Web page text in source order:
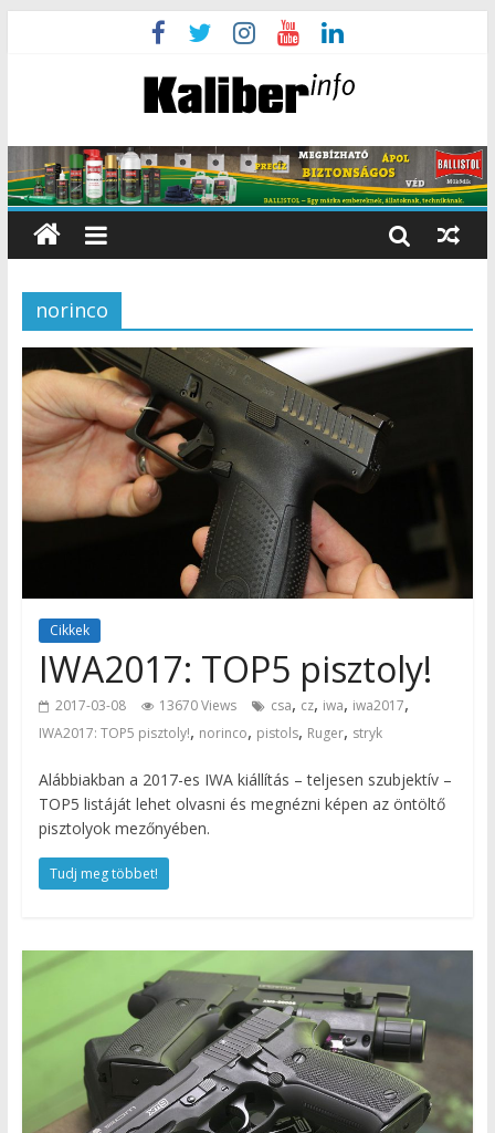
norinco
Cikkek
IWA2017: TOP5 pisztoly!
2017-03-08 13670 Views csa, cz, iwa, iwa2017,
IWA2017: TOP5 pisztoly!, norinco, pistols, Ruger, stryk
Alábbiakban a 2017-es IWA kiállítás – teljesen szubjektív –
TOP5 listáját lehet olvasni és megnézni képen az öntöltő
pisztolyok mezőnyében.
Tudj meg többet!